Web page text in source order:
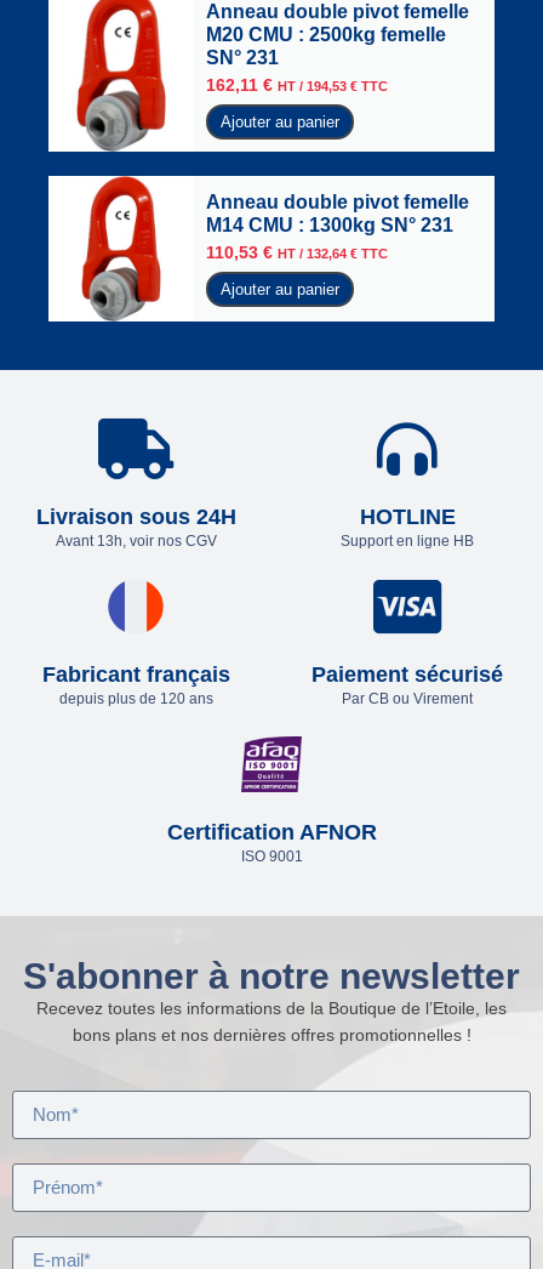
Anneau double pivot femelle
M20 CMU : 2500kg femelle
SN° 231
162,11 € HT / 194,53 € TTC
Ajouter au panier
Anneau double pivot femelle
M14 CMU : 1300kg SN° 231
110,53 € HT / 132,64 € TTC
Ajouter au panier
Livraison sous 24H
Avant 13h, voir nos CGV
HOTLINE
Support en ligne HB
Fabricant français
depuis plus de 120 ans
Paiement sécurisé
Par CB ou Virement
Certification AFNOR
ISO 9001
S'abonner à notre newsletter
Recevez toutes les informations de la Boutique de l’Etoile, les
bons plans et nos dernières offres promotionnelles !